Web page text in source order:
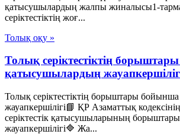
қатысушылардың жалпы жиналысы1-
серіктестіктің жоғ...
Толық оқу »
Толық серіктестіктің
қатысушылардың
Толық серіктестіктің борыштары
жауапкершілігі📘 ҚР Азаматтық
серіктестік қатысушыларының
жауапкершілігі🔷 Жа...